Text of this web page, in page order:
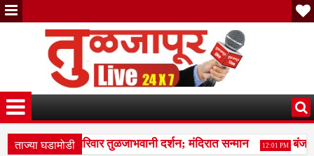
ताज्या घडामोडी
वंशजांचे सपरिवार तुळजाभवानी दर्शन; मंदिरात सन्मान 12:01 PM बंजारा